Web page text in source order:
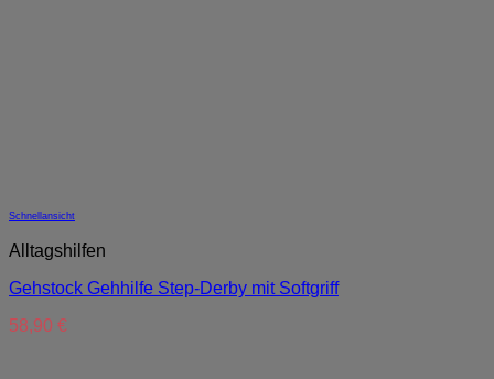
Schnellansicht
Alltagshilfen
Gehstock Gehhilfe Step-Derby mit Softgriff
58,90 €